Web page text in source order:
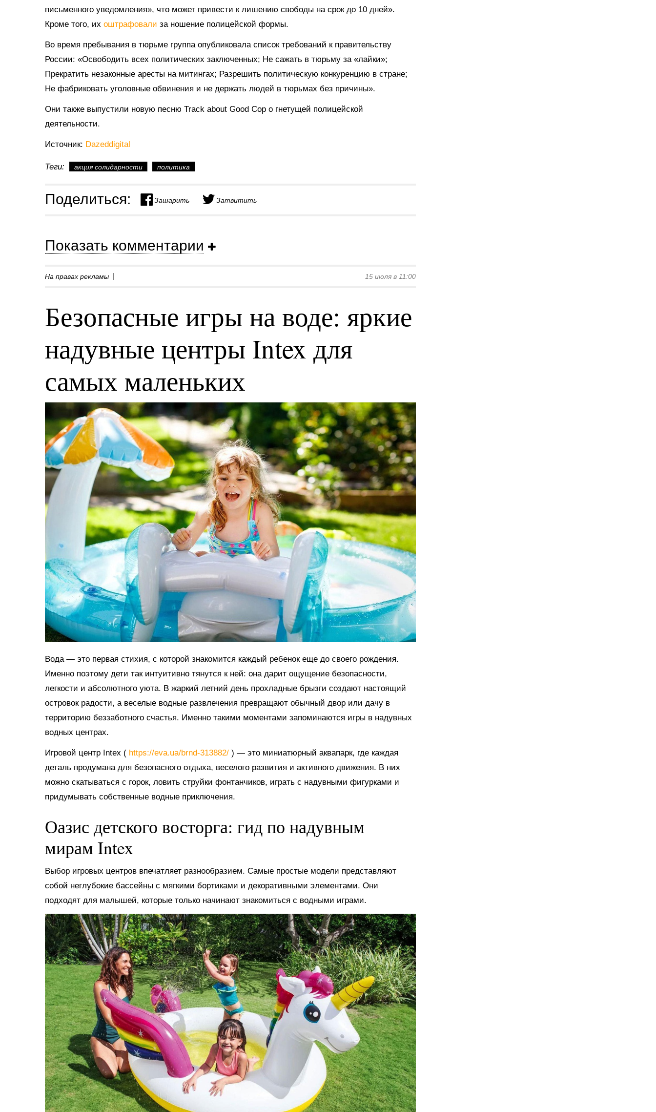
письменного уведомления», что может привести к лишению свободы на срок до 10 дней».
Кроме того, их оштрафовали за ношение полицейской формы.
Во время пребывания в тюрьме группа опубликовала список требований к правительству
России: «Освободить всех политических заключенных; Не сажать в тюрьму за «лайки»;
Прекратить незаконные аресты на митингах; Разрешить политическую конкуренцию в стране;
Не фабриковать уголовные обвинения и не держать людей в тюрьмах без причины».
Они также выпустили новую песню Track about Good Cop о гнетущей полицейской
деятельности.
Источник: Dazeddigital
Теги: акция солидарности политика
Поделиться: Зашарить Затвитить
Показать комментарии
На правах рекламы 15 июля в 11:00
Безопасные игры на воде: яркие
надувные центры Intex для
самых маленьких
Вода — это первая стихия, с которой знакомится каждый ребенок еще до своего рождения.
Именно поэтому дети так интуитивно тянутся к ней: она дарит ощущение безопасности,
легкости и абсолютного уюта. В жаркий летний день прохладные брызги создают настоящий
островок радости, а веселые водные развлечения превращают обычный двор или дачу в
территорию беззаботного счастья. Именно такими моментами запоминаются игры в надувных
водных центрах.
Игровой центр Intex ( https://eva.ua/brnd-313882/ ) — это миниатюрный аквапарк, где каждая
деталь продумана для безопасного отдыха, веселого развития и активного движения. В них
можно скатываться с горок, ловить струйки фонтанчиков, играть с надувными фигурками и
придумывать собственные водные приключения.
Оазис детского восторга: гид по надувным
мирам Intex
Выбор игровых центров впечатляет разнообразием. Самые простые модели представляют
собой неглубокие бассейны с мягкими бортиками и декоративными элементами. Они
подходят для малышей, которые только начинают знакомиться с водными играми.